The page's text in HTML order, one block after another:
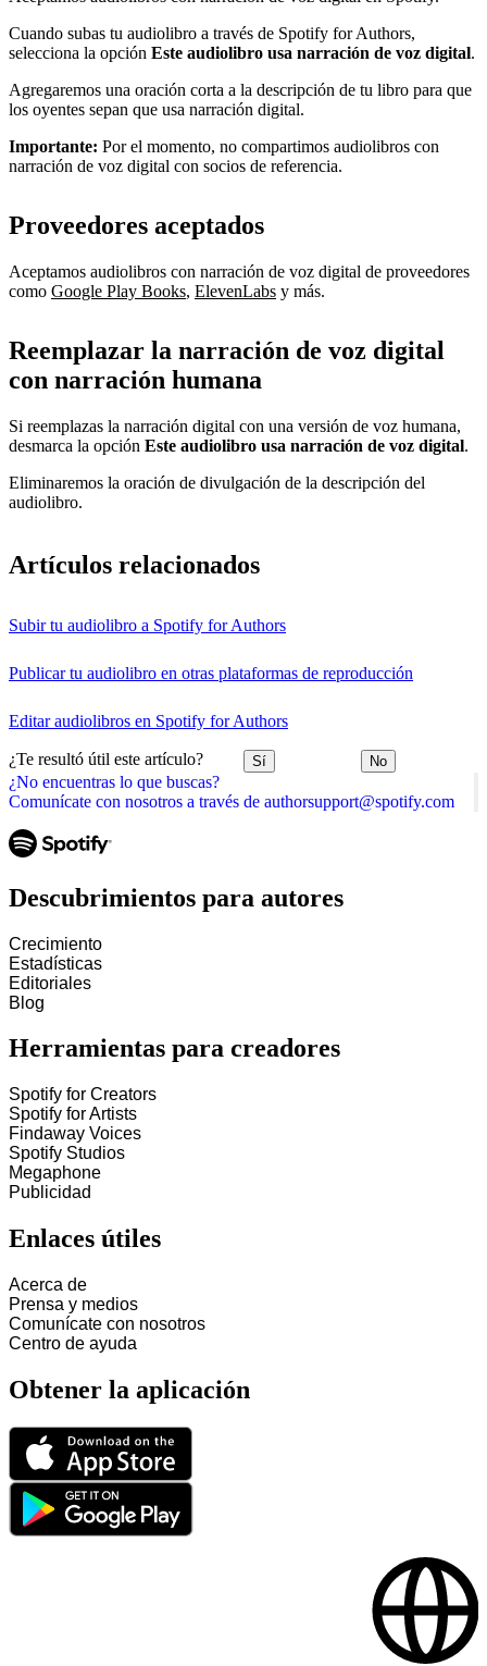
¿No encuentras lo que buscas?
Comunícate con nosotros a través de authorsupport@spotify.com
Cuando subas tu audiolibro a través de Spotify for Authors,
selecciona la opción Este audiolibro usa narración de voz digital.
Agregaremos una oración corta a la descripción de tu libro para que
los oyentes sepan que usa narración digital.
Importante: Por el momento, no compartimos audiolibros con
narración de voz digital con socios de referencia.
Proveedores aceptados
Aceptamos audiolibros con narración de voz digital de proveedores
como Google Play Books, ElevenLabs y más.
Reemplazar la narración de voz digital
con narración humana
Si reemplazas la narración digital con una versión de voz humana,
desmarca la opción Este audiolibro usa narración de voz digital.
Eliminaremos la oración de divulgación de la descripción del
audiolibro.
Artículos relacionados
Subir tu audiolibro a Spotify for Authors
Publicar tu audiolibro en otras plataformas de reproducción
Editar audiolibros en Spotify for Authors
¿Te resultó útil este artículo? Sí No
Descubrimientos para autores
Crecimiento
Estadísticas
Editoriales
Blog
Herramientas para creadores
Spotify for Creators
Spotify for Artists
Findaway Voices
Spotify Studios
Megaphone
Publicidad
Enlaces útiles
Acerca de
Prensa y medios
Comunícate con nosotros
Centro de ayuda
Obtener la aplicación